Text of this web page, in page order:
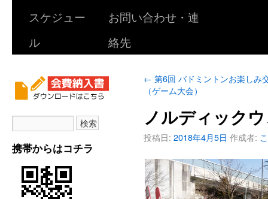
スケジュー
ル
お問い合わせ・連
絡先
携帯からはコチラ
← 第6回 バドミントンお楽しみ
（ゲーム大会）
ノルディック
投稿日: 2018年4月5日 作成者: